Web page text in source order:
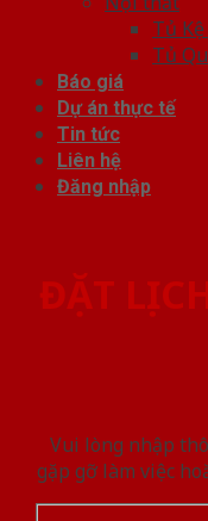
Tủ
Tủ
Báo giá
Dự án thực tế
Tin tức
Liên hệ
Đăng nhập
ĐẶT
Vui lòng nhập
gặp gỡ làm việc